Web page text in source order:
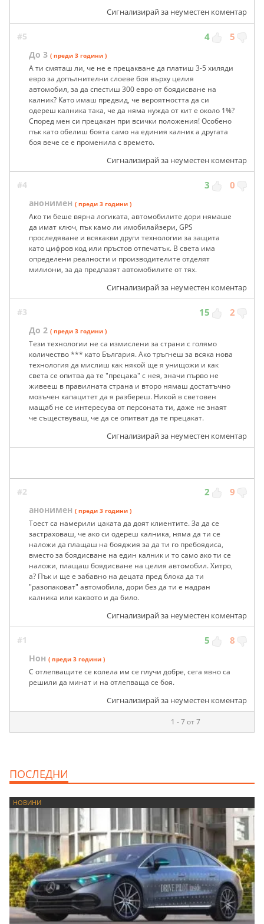
Сигнализирай за неуместен коментар
#5 4 5
До 3 ( преди 3 години )
А ти смяташ ли, че не е прецакване да платиш 3-5 хиляди
евро за допълнителни слоеве боя върху целия
автомобил, за да спестиш 300 евро от боядисване на
калник? Като имаш предвид, че вероятността да си
одереш калника така, че да няма нужда от кит е около 1%?
Според мен си прецакан при всички положения! Особено
пък като обелиш боята само на единия калник а другата
боя вече се е променила с времето.
Сигнализирай за неуместен коментар
#4 3 0
анонимен ( преди 3 години )
Ако ти беше вярна логиката, автомобилите дори нямаше
да имат ключ, пък камо ли имобилайзери, GPS
проследяване и всякакви други технологии за защита
като цифров код или пръстов отпечатък. В света има
определени реалности и производителите отделят
милиони, за да предпазят автомобилите от тях.
Сигнализирай за неуместен коментар
#3 15 2
До 2 ( преди 3 години )
Тези технологии не са измислени за страни с голямо
количество *** като България. Ако тръгнеш за всяка нова
технология да мислиш как някой ще я унищожи и как
света се опитва да те "прецака" с нея, значи първо не
живееш в правилната страна и второ нямаш достатъчно
мозъчен капацитет да я разбереш. Никой в световен
мащаб не се интересува от персоната ти, даже не знаят
че съществуваш, че да се опитват да те прецакат.
Сигнализирай за неуместен коментар
#2 2 9
анонимен ( преди 3 години )
Тоест са намерили цаката да доят клиентите. За да се
застраховаш, че ако си одереш калника, няма да ти се
наложи да плащаш на бояджия за да ти го пребоядиса,
вместо за боядисване на един калник и то само ако ти се
наложи, плащаш боядисване на целия автомобил. Хитро,
а? Пък и ще е забавно на децата пред блока да ти
"разопаковат" автомобила, дори без да ти е надран
калника или каквото и да било.
Сигнализирай за неуместен коментар
#1 5 8
Нон ( преди 3 години )
С отлепващите се колела им се плучи добре, сега явно са
решили да минат и на отлепваща се боя.
Сигнализирай за неуместен коментар
1 - 7 от 7
ПОСЛЕДНИ
НОВИНИ